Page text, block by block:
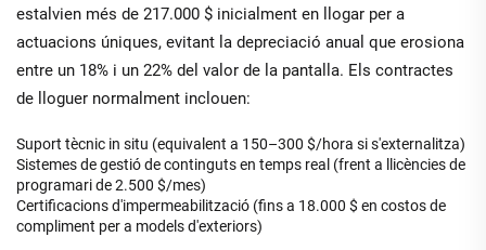
estalvien més de 217.000 $ inicialment en llogar per a
actuacions úniques, evitant la depreciació anual que erosiona
entre un 18% i un 22% del valor de la pantalla. Els contractes
de lloguer normalment inclouen:
Suport tècnic in situ (equivalent a 150–300 $/hora si s'externalitza)
Sistemes de gestió de continguts en temps real (frent a llicències de
programari de 2.500 $/mes)
Certificacions d'impermeabilització (fins a 18.000 $ en costos de
compliment per a models d'exteriors)